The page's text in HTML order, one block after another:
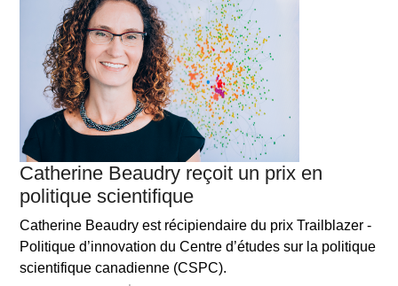
Catherine Beaudry reçoit un prix en
politique scientifique
Catherine Beaudry est récipiendaire du prix Trailblazer -
Politique d’innovation du Centre d’études sur la politique
scientifique canadienne (CSPC).